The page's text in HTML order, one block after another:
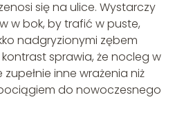
się na ulice. Wystarczy
w bok, by trafić w puste,
nadgryzionymi zębem
sprawia, że nocleg w
inne wrażenia niż
do nowoczesnego